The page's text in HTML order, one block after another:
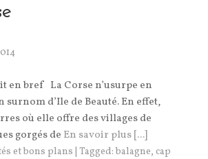
en bref La Corse n’usurpe en
surnom d’Ile de Beauté. En effet,
où elle offre des villages de
gorgés de En savoir plus [...]
et bons plans Tagged:balagne, cap